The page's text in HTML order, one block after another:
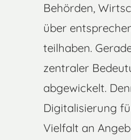
Behörden,
über
teilhaben.
zentraler
abgewickelt.
Digitalisierung
Vielfalt an